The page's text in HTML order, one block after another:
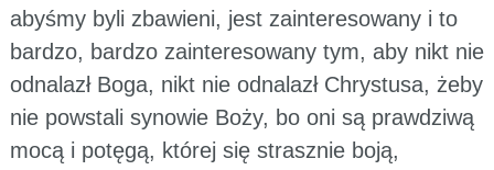
abyśmy byli zbawieni, jest zainteresowany i to
bardzo, bardzo zainteresowany tym, aby nikt nie
odnalazł Boga, nikt nie odnalazł Chrystusa, żeby
nie powstali synowie Boży, bo oni są prawdziwą
mocą i potęgą, której się strasznie boją,